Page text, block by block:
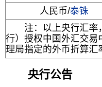
人民币/泰铢
注：以上央行汇率
行）授权中国外汇交易
理局指定的外币折算汇
央行公告